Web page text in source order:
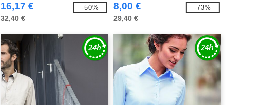
16,17 €
32,40 €
-50% 8,00 €
29,40 €
-73%